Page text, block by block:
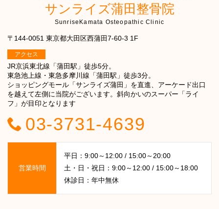
サンライズ蒲田整骨院
SunriseKamata Osteopathic Clinic
〒144-0051 東京都大田区西蒲田7-60-3 1F
アクセス
JR京浜東北線「蒲田駅」徒歩5分。
東急池上線・東急多摩川線「蒲田駅」徒歩3分。
ショッピングモール「サンライズ蒲田」を直進、アーケード出口
を越えて左側に当院がございます。斜向かいのスーパー「ライ
フ」が目印となります
03-3731-4639
営業時間
平日：9:00～12:00 / 15:00～20:00
土・日・祝日：9:00～12:00 / 15:00～18:00
休診日：年中無休